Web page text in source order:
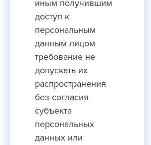
иным получившим
доступ к
персональным
данным лицом
требование не
допускать их
распространения
без согласия
субъекта
персональных
данных или